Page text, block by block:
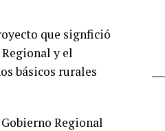
que signfició
y el
básicos rurales
Regional